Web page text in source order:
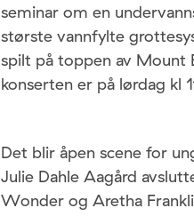
seminar om en
største vannfylte
spilt på toppen av Mount
konserten er på lørdag kl
Det blir åpen scene for
Julie Dahle Aagård
Wonder og Aretha